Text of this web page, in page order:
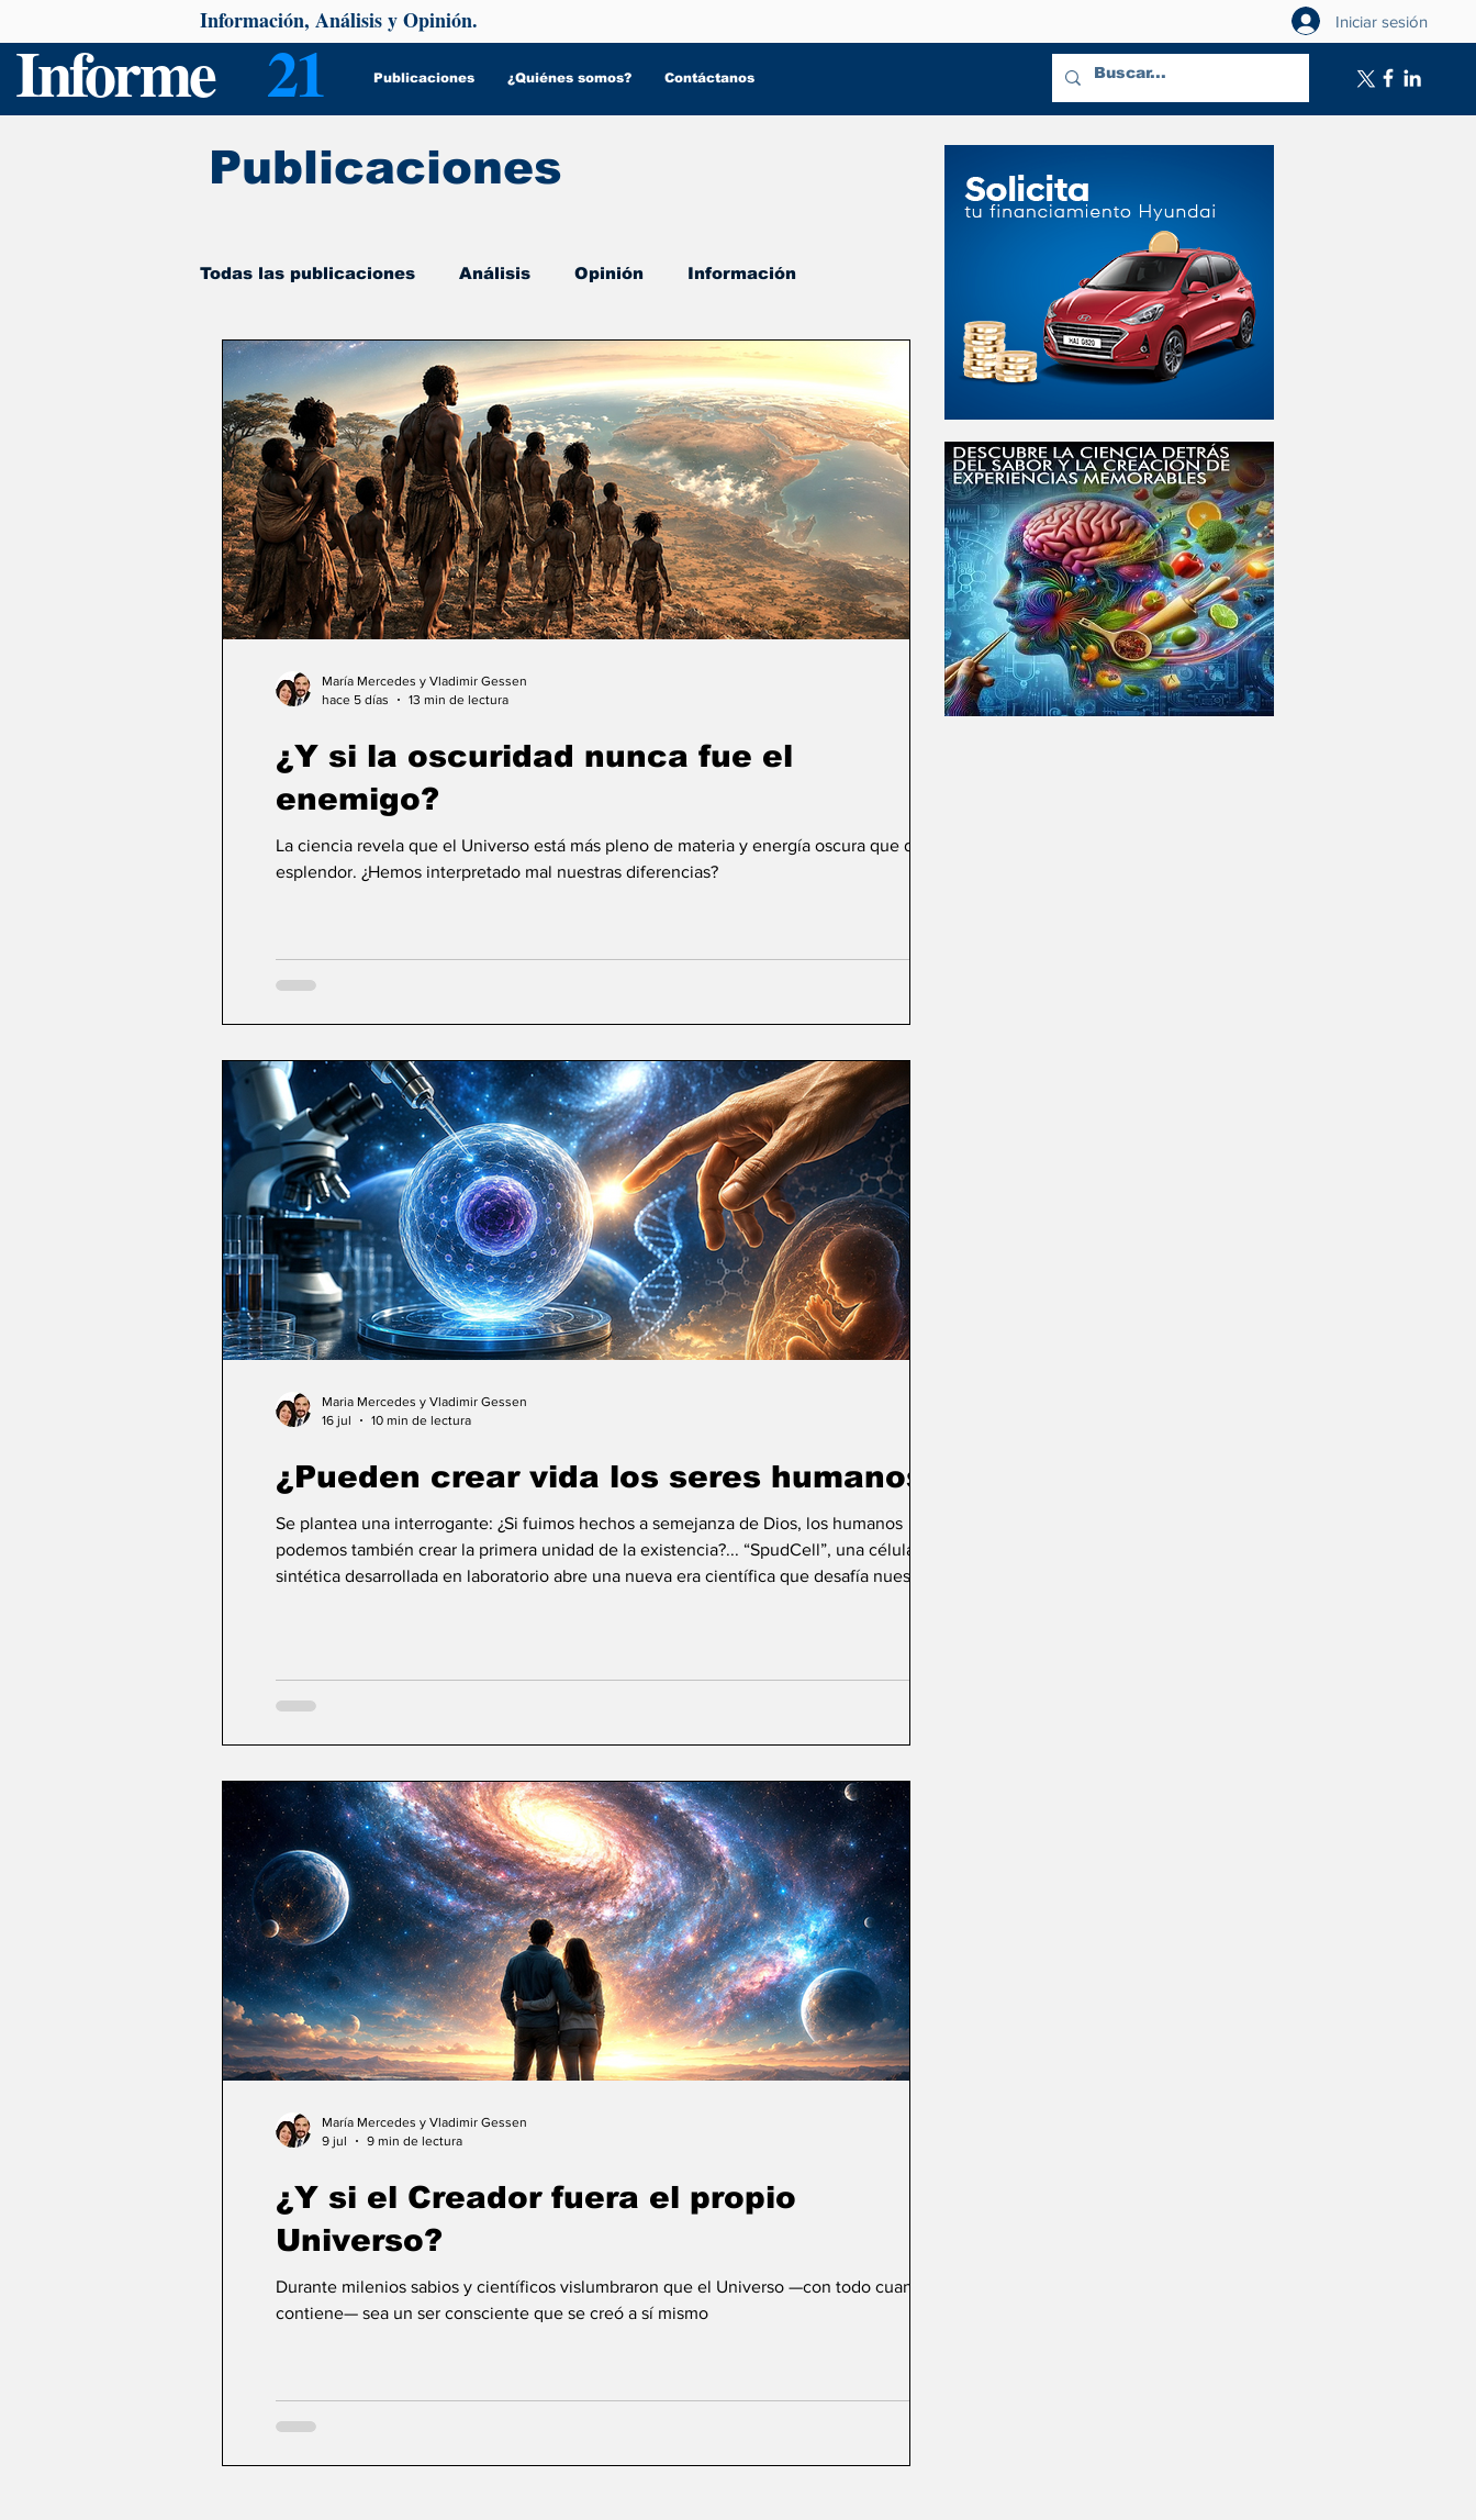
Informe 21 Publicaciones ¿Quiénes somos? Contáctanos
Información, Análisis y Opinión. Iniciar sesión
Todas las publicaciones Análisis Opinión Información
De interés Psicología y Salud
¿Y si la oscuridad nunca fue el
enemigo?
La ciencia revela que el Universo está más pleno de materia y energía oscura que de
esplendor. ¿Hemos interpretado mal nuestras diferencias?
María Mercedes y Vladimir Gessen
hace 5 días
13 min de lectura
¿Pueden crear vida los seres humanos?
Se plantea una interrogante: ¿Si fuimos hechos a semejanza de Dios, los humanos
podemos también crear la primera unidad de la existencia?... “SpudCell”, una célula
sintética desarrollada en laboratorio abre una nueva era científica que desafía nuestras
Maria Mercedes y Vladimir Gessen
16 jul
10 min de lectura
¿Y si el Creador fuera el propio
Universo?
Durante milenios sabios y científicos vislumbraron que el Universo —con todo cuanto
contiene— sea un ser consciente que se creó a sí mismo
María Mercedes y Vladimir Gessen
9 jul
9 min de lectura
Publicaciones